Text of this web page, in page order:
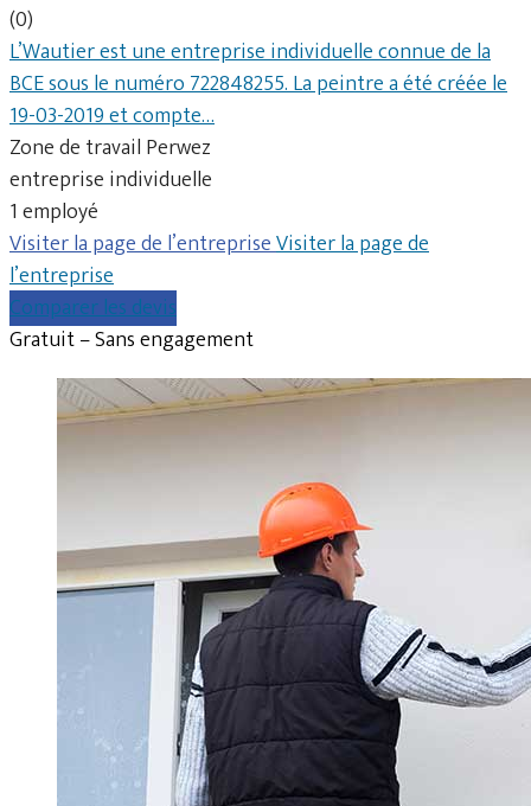
(0)
L’Wautier est une entreprise individuelle connue de la
BCE sous le numéro 722848255. La peintre a été créée le
19-03-2019 et compte…
Zone de travail Perwez
entreprise individuelle
1 employé
Visiter la page de l’entrepriseVisiter la page de
l’entreprise
Comparer les devis
Gratuit – Sans engagement